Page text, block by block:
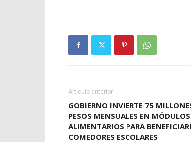
Artículo anterior
GOBIERNO INVIERTE 75
PESOS MENSUALES EN MÓDULOS
ALIMENTARIOS PARA
COMEDORES ESCOLARES